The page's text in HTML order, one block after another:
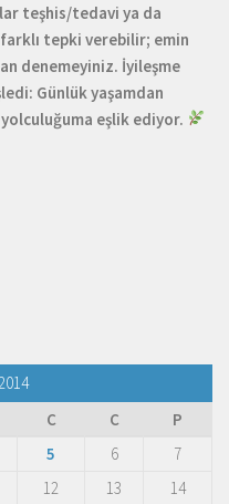
teşhis/tedavi ya da
tepki verebilir; emin
denemeyiniz. İyileşme
Günlük yaşamdan
eşlik ediyor.
C C
P
5 6
7
12 13
14